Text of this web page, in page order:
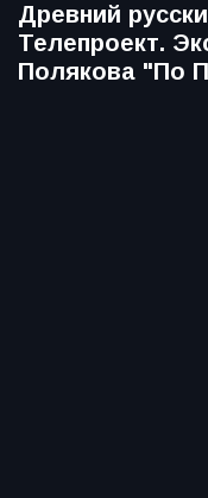
Древний
Телепроект.
Полякова "По